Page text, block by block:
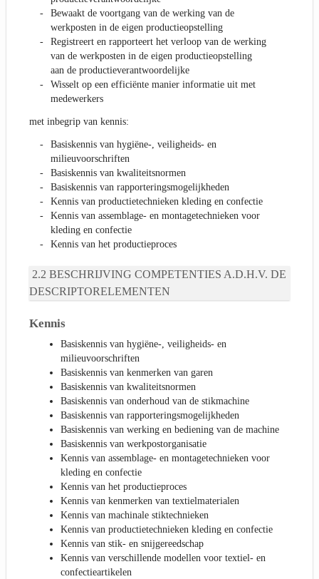
Bewaakt de voortgang van de werking van de
werkposten in de eigen productieopstelling
Registreert en rapporteert het verloop van de werking
van de werkposten in de eigen productieopstelling
aan de productieverantwoordelijke
Wisselt op een efficiënte manier informatie uit met
medewerkers
met inbegrip van kennis:
Basiskennis van hygiëne-, veiligheids- en
milieuvoorschriften
Basiskennis van kwaliteitsnormen
Basiskennis van rapporteringsmogelijkheden
Kennis van productietechnieken kleding en confectie
Kennis van assemblage- en montagetechnieken voor
kleding en confectie
Kennis van het productieproces
BESCHRIJVING COMPETENTIES A.D.H.V. DE
DESCRIPTORELEMENTEN
Kennis
Basiskennis van hygiëne-, veiligheids- en
milieuvoorschriften
Basiskennis van kenmerken van garen
Basiskennis van kwaliteitsnormen
Basiskennis van onderhoud van de stikmachine
Basiskennis van rapporteringsmogelijkheden
Basiskennis van werking en bediening van de machine
Basiskennis van werkpostorganisatie
Kennis van assemblage- en montagetechnieken voor
kleding en confectie
Kennis van het productieproces
Kennis van kenmerken van textielmaterialen
Kennis van machinale stiktechnieken
Kennis van productietechnieken kleding en confectie
Kennis van stik- en snijgereedschap
Kennis van verschillende modellen voor textiel- en
confectieartikelen